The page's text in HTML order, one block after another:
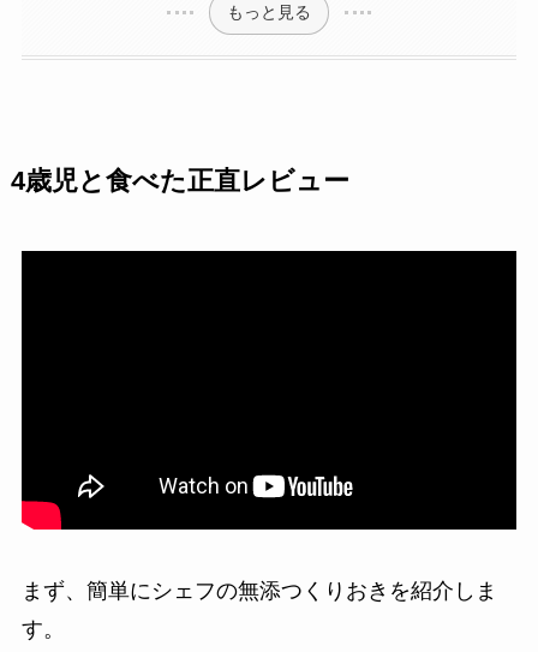
もっと見る
4歳児と食べた正直レビュー
まず、簡単にシェフの無添つくりおきを紹介しま
す。